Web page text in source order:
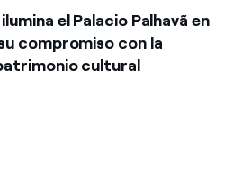
el Palacio Palhavã en
compromiso con la
cultural